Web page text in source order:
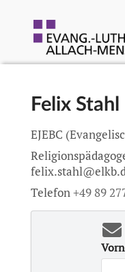
Felix Stahl
EJEBC
Telefon+49 89